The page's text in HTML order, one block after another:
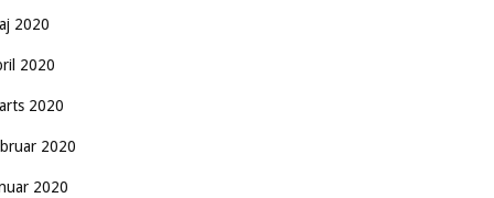
2020
2020
2020
2020
2020